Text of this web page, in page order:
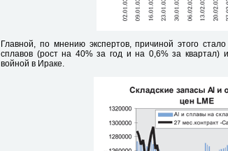
Главной, по мнению экспертов, причиной этого
сплавов (рост на 40% за год и на 0,6% за квартал)
войной в Ираке.